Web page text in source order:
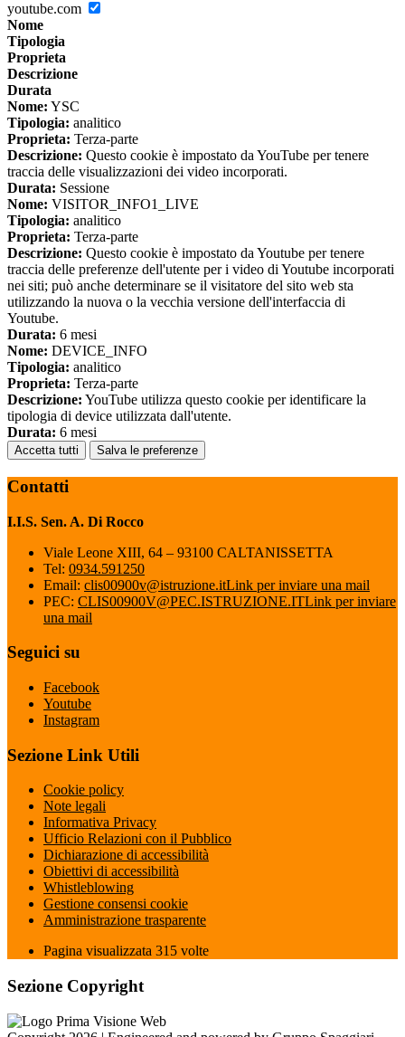
youtube.com
Nome
Tipologia
Proprieta
Descrizione
Durata
Nome: YSC
Tipologia: analitico
Proprieta: Terza-parte
Descrizione: Questo cookie è impostato da YouTube per tenere
traccia delle visualizzazioni dei video incorporati.
Durata: Sessione
Nome: VISITOR_INFO1_LIVE
Tipologia: analitico
Proprieta: Terza-parte
Descrizione: Questo cookie è impostato da Youtube per tenere
traccia delle preferenze dell'utente per i video di Youtube incorporati
nei siti; può anche determinare se il visitatore del sito web sta
utilizzando la nuova o la vecchia versione dell'interfaccia di
Youtube.
Durata: 6 mesi
Nome: DEVICE_INFO
Tipologia: analitico
Proprieta: Terza-parte
Descrizione: YouTube utilizza questo cookie per identificare la
tipologia di device utilizzata dall'utente.
Durata: 6 mesi
Accetta tutti Salva le preferenze
Contatti
I.I.S. Sen. A. Di Rocco
Viale Leone XIII, 64 – 93100 CALTANISSETTA
Tel: 0934.591250
Email: clis00900v@istruzione.itLink per inviare una mail
PEC: CLIS00900V@PEC.ISTRUZIONE.ITLink per inviare
una mail
Seguici su
Facebook
Youtube
Instagram
Sezione Link Utili
Cookie policy
Note legali
Informativa Privacy
Ufficio Relazioni con il Pubblico
Dichiarazione di accessibilità
Obiettivi di accessibilità
Whistleblowing
Gestione consensi cookie
Amministrazione trasparente
Pagina visualizzata 315 volte
Sezione Copyright